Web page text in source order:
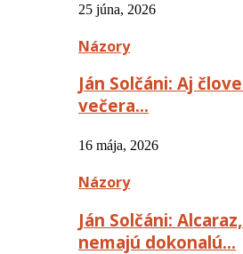
25 júna, 2026
Názory
Ján Solčáni: Aj
večera…
16 mája, 2026
Názory
Ján Solčáni:
nemajú dokonalú…